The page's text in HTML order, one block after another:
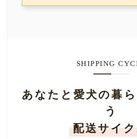
SHIPPING
あなたと愛犬の暮
う
配送サイ